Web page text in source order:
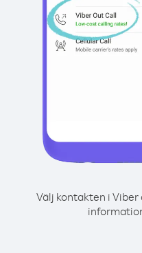
Välj kontakten i